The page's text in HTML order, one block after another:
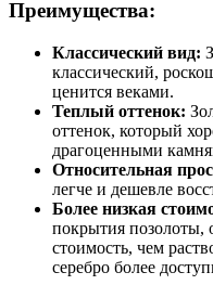
Преимущества:
Классический вид:
классический,
ценится веками.
Теплый оттенок:
оттенок, который
драгоценными
Относительная
легче и дешевле
Более низкая
покрытия позолоты,
стоимость, чем
серебро более